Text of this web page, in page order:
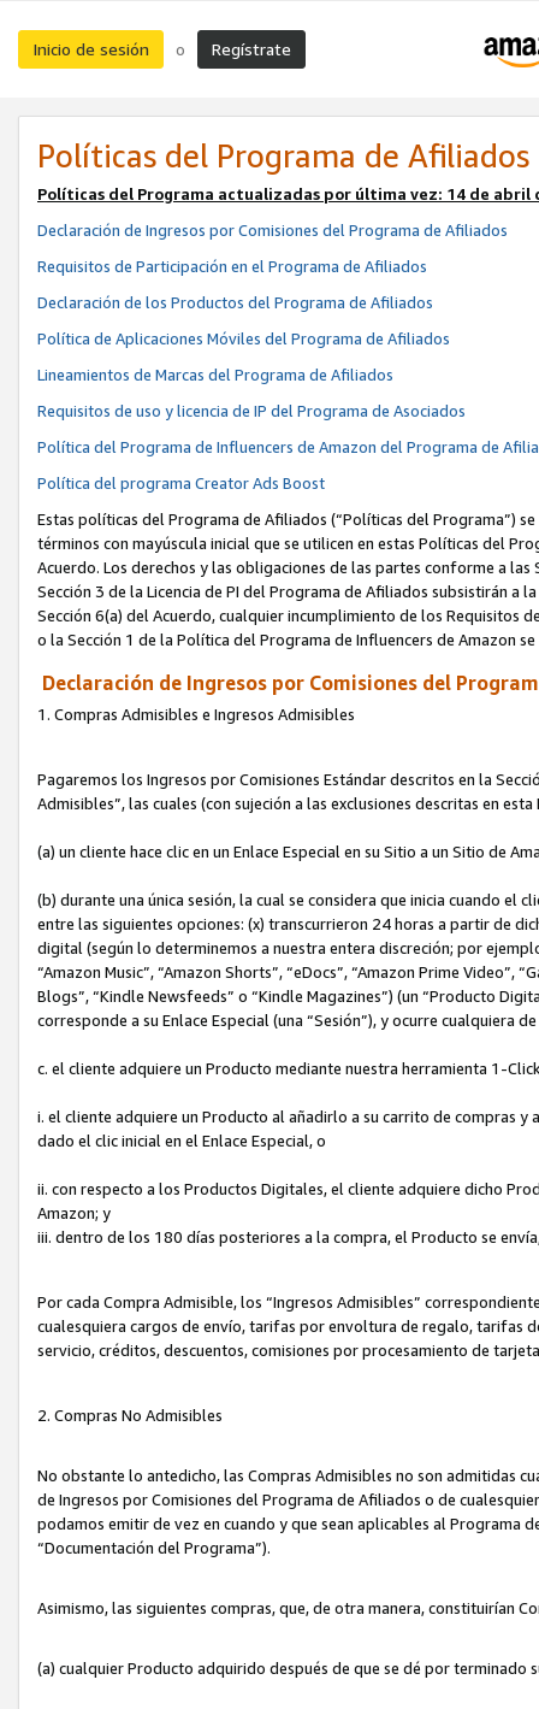
Inicio de sesión o Regístrate
Políticas del Programa de Afiliados
Políticas del Programa actualizadas por última vez: 14 de abril
Declaración de Ingresos por Comisiones del Programa de Afiliados
Requisitos de Participación en el Programa de Afiliados
Declaración de los Productos del Programa de Afiliados
Política de Aplicaciones Móviles del Programa de Afiliados
Lineamientos de Marcas del Programa de Afiliados
Requisitos de uso y licencia de IP del Programa de Asociados
Política del Programa de Influencers de Amazon del Programa de
Política del programa Creator Ads Boost
Estas políticas del Programa de Afiliados (“Políticas del Programa”)
términos con mayúscula inicial que se utilicen en estas Políticas del
Acuerdo. Los derechos y las obligaciones de las partes conforme a
Sección 3 de la Licencia de PI del Programa de Afiliados subsistirán
Sección 6(a) del Acuerdo, cualquier incumplimiento de los Requisitos
o la Sección 1 de la Política del Programa de Influencers de Amazon
Declaración de Ingresos por Comisiones del
1. Compras Admisibles e Ingresos Admisibles
Pagaremos los Ingresos por Comisiones Estándar descritos en la
Admisibles”, las cuales (con sujeción a las exclusiones descritas en
(a) un cliente hace clic en un Enlace Especial en su Sitio a un Sitio de
(b) durante una única sesión, la cual se considera que inicia cuando el
entre las siguientes opciones: (x) transcurrieron 24 horas a partir de
digital (según lo determinemos a nuestra entera discreción; por
“Amazon Music”, “Amazon Shorts”, “eDocs”, “Amazon Prime Video”,
Blogs”, “Kindle Newsfeeds” o “Kindle Magazines”) (un “Producto
corresponde a su Enlace Especial (una “Sesión”), y ocurre cualquiera
c. el cliente adquiere un Producto mediante nuestra herramienta 1-
i. el cliente adquiere un Producto al añadirlo a su carrito de compras
dado el clic inicial en el Enlace Especial, o
ii. con respecto a los Productos Digitales, el cliente adquiere dicho
Amazon; y
iii. dentro de los 180 días posteriores a la compra, el Producto se
Por cada Compra Admisible, los “Ingresos Admisibles”
cualesquiera cargos de envío, tarifas por envoltura de regalo, tarifas
servicio, créditos, descuentos, comisiones por procesamiento de
2. Compras No Admisibles
No obstante lo antedicho, las Compras Admisibles no son admitidas
de Ingresos por Comisiones del Programa de Afiliados o de
podamos emitir de vez en cuando y que sean aplicables al Programa
“Documentación del Programa”).
Asimismo, las siguientes compras, que, de otra manera, constituirían
(a) cualquier Producto adquirido después de que se dé por terminado